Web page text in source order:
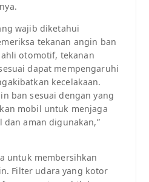
wajib diketahui
tekanan angin ban
otomotif, tekanan
dapat mempengaruhi
kecelakaan.
ban sesuai dengan yang
mobil untuk menjaga
aman digunakan,”
untuk membersihkan
Filter udara yang kotor